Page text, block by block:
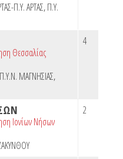
Π.Υ. ΑΡΤΑΣ,Π.Υ.
Θεσσαλίας
ΜΑΓΝΗΣΙΑΣ,
4
Ιονίων Νήσων
2